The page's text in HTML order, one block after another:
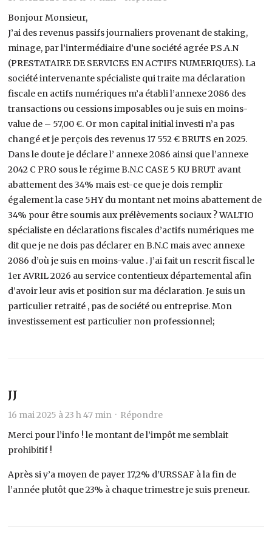
Bonjour Monsieur,
J’ai des revenus passifs journaliers provenant de staking,
minage, par l’intermédiaire d’une société agrée P.S.A.N
(PRESTATAIRE DE SERVICES EN ACTIFS NUMERIQUES). La
société intervenante spécialiste qui traite ma déclaration
fiscale en actifs numériques m’a établi l’annexe 2086 des
transactions ou cessions imposables ou je suis en moins-
value de – 57,00 €. Or mon capital initial investi n’a pas
changé et je perçois des revenus 17 552 € BRUTS en 2025.
Dans le doute je déclare l’ annexe 2086 ainsi que l’annexe
2042 C PRO sous le régime B.N.C CASE 5 KU BRUT avant
abattement des 34% mais est-ce que je dois remplir
également la case 5HY du montant net moins abattement de
34% pour être soumis aux prélèvements sociaux ? WALTIO
spécialiste en déclarations fiscales d’actifs numériques me
dit que je ne dois pas déclarer en B.N.C mais avec annexe
2086 d’où je suis en moins-value . J’ai fait un rescrit fiscal le
1er AVRIL 2026 au service contentieux départemental afin
d’avoir leur avis et position sur ma déclaration. Je suis un
particulier retraité , pas de société ou entreprise. Mon
investissement est particulier non professionnel;
JJ
16 mai 2025 à 23 h 47 min · Répondre
Merci pour l’info ! le montant de l’impôt me semblait
prohibitif !
Après si y’a moyen de payer 17,2% d’URSSAF à la fin de
l’année plutôt que 23% à chaque trimestre je suis preneur.